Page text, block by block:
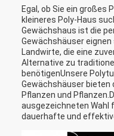
Egal, ob Sie ein großes
kleineres Poly-Haus
Gewächshaus ist die
Gewächshäuser
Landwirte, die eine
Alternative zu
benötigenUnsere
Gewächshäuser bieten
Pflanzen und
ausgezeichneten Wahl
dauerhafte und